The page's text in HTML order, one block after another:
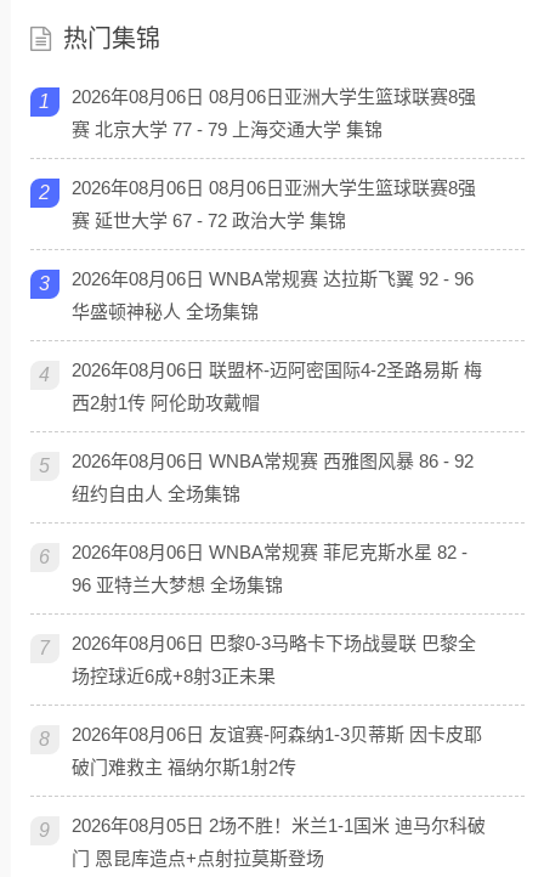
热门集锦
1
2026年08月06日 08月06日亚洲大学生篮球联赛8强
赛 北京大学 77 - 79 上海交通大学 集锦
2
2026年08月06日 08月06日亚洲大学生篮球联赛8强
赛 延世大学 67 - 72 政治大学 集锦
3
2026年08月06日 WNBA常规赛 达拉斯飞翼 92 - 96
华盛顿神秘人 全场集锦
4
2026年08月06日 联盟杯-迈阿密国际4-2圣路易斯 梅
西2射1传 阿伦助攻戴帽
5
2026年08月06日 WNBA常规赛 西雅图风暴 86 - 92
纽约自由人 全场集锦
6
2026年08月06日 WNBA常规赛 菲尼克斯水星 82 -
96 亚特兰大梦想 全场集锦
7
2026年08月06日 巴黎0-3马略卡下场战曼联 巴黎全
场控球近6成+8射3正未果
8
2026年08月06日 友谊赛-阿森纳1-3贝蒂斯 因卡皮耶
破门难救主 福纳尔斯1射2传
9
2026年08月05日 2场不胜！米兰1-1国米 迪马尔科破
门 恩昆库造点+点射拉莫斯登场